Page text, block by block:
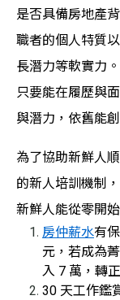
是否具備房地產
職者的個人特質
長潛力等軟實力
只要能在履歷與
與潛力，依舊能
為了協助新鮮人
的新人培訓機制
新鮮人能從零開
房仲薪水有
元，若成為
入 7 萬，轉
30 天工作鑑